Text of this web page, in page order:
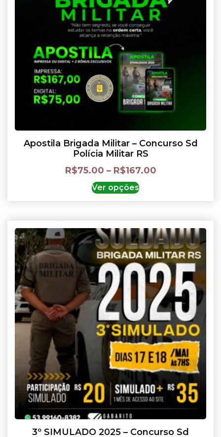
Apostila Brigada Militar – Concurso Sd
Polícia Militar RS
R$75.00 – R$167.00
Ver opções
3º SIMULADO 2025 – Concurso Sd